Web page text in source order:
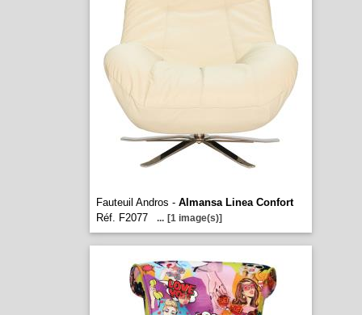
Fauteuil Andros - Almansa Linea Confort
Réf. F2077
... [1 image(s)]